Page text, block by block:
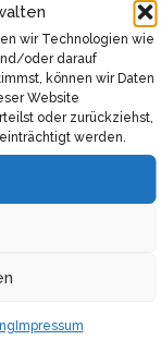
wir Technologien wie
oder darauf
können wir Daten
Website
oder zurückziehst,
werden.
Impressum
nicht
fein gemahlene
Aroma, das
Ingwer eignet.
Geschmack
angenehme